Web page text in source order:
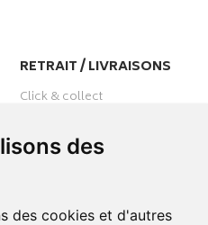
des
des cookies et d'autres
RETRAIT / LIVRAISONS
Click & collect